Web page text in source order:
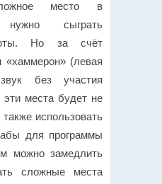
место в
сыграть
Но за счёт
«хаммерон» (левая
без участия
эти места будет не
использовать
для программы
можно замедлить
сложные места